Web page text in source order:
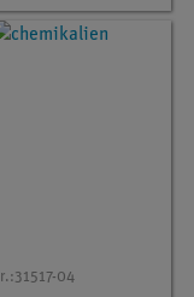
31517-04